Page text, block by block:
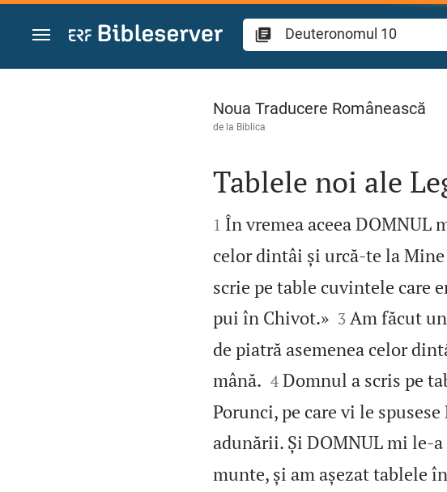
Sari la conținut
Deuteronomul 10
Noua Traducere Românească
de la Biblica

Tablele noi ale

1 În vremea aceea DOMNUL
celor dintâi și urcă‑te la
scrie pe table cuvintele care
pui în Chivot.»
3 Am făcut
de piatră asemenea celor
mână.
4 Domnul a scris pe
Porunci, pe care vi le
adunării. Și DOMNUL mi
munte, și am așezat tablele